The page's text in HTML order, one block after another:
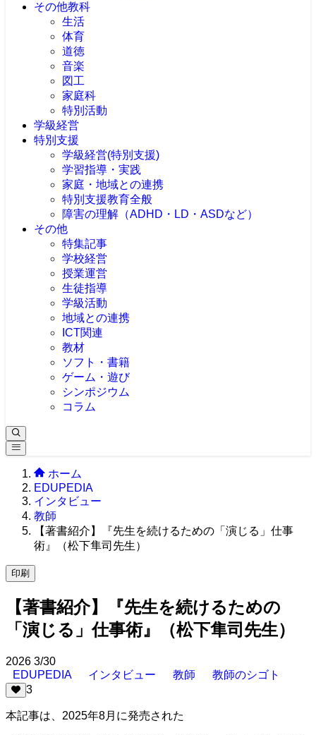
その他教科
生活
体育
道徳
音楽
図工
家庭科
特別活動
学級経営
特別支援
学級経営(特別支援)
学習指導・実践
家庭・地域との連携
特別支援教育全般
障害の理解（ADHD・LD・ASDなど）
その他
特集記事
学校経営
授業運営
生徒指導
学級活動
地域との連携
ICT関連
教材
ソフト・書籍
ゲーム・遊び
シンポジウム
コラム
ホーム
EDUPEDIA
インタビュー
教師
【著書紹介】『先生を続けるための「演じる」仕事
術』（松下隼司先生）
印刷
【著書紹介】『先生を続けるための
「演じる」仕事術』（松下隼司先生）
2026 3/30
EDUPEDIA
インタビュー 教師
教師のシゴト
3
本記事は、2025年8月に発売された